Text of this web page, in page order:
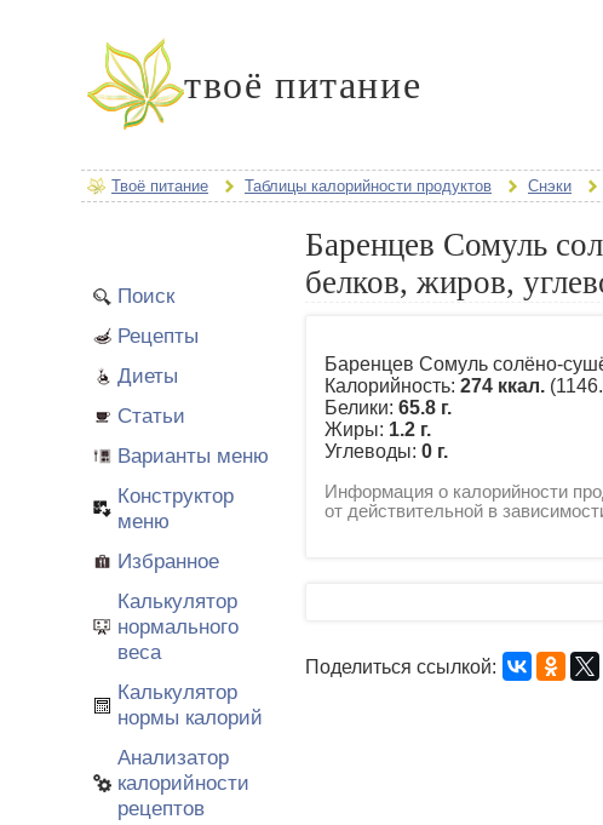
твоё питание
Твоё питание Таблицы калорийности продуктов Снэки
Поиск
Рецепты
Диеты
Статьи
Варианты меню
Конструктор
меню
Избранное
Калькулятор
нормального
веса
Калькулятор
нормы калорий
Анализатор
калорийности
рецептов
Баренцев Сомуль
белков, жиров,
Баренцев Сомуль солёно-
Калорийность: 274 ккал.
Белики: 65.8 г.
Жиры: 1.2 г.
Углеводы: 0 г.
Информация о калорийности
от действительной в
Поделиться ссылкой: